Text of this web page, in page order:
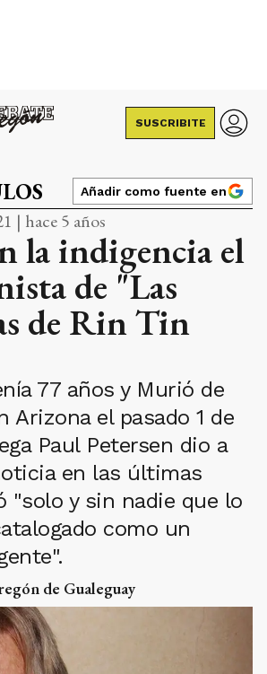
SUSCRIBITE
Añadir como fuente en
| hace 5 años
la indigencia el
de "Las
de Rin Tin
77 años y Murió de
Arizona el pasado 1 de
Paul Petersen dio a
en las últimas
"solo y sin nadie que lo
como un
de Gualeguay